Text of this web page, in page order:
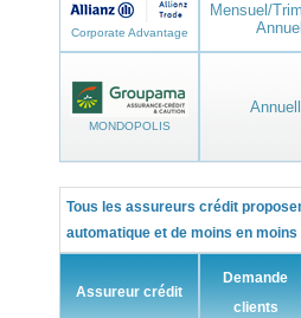
Corporate Advantage
Mensuel/
Annuel
MONDOPOLIS
Tous les assureurs crédit
automatique et de moins en
Assureur crédit
Demande
clients